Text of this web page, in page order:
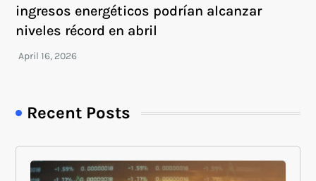
ingresos energéticos podrían alcanzar
niveles récord en abril
Recent Posts